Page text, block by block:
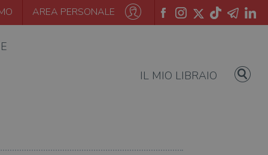
AREA PERSONALE
IL MIO LIBRAIO